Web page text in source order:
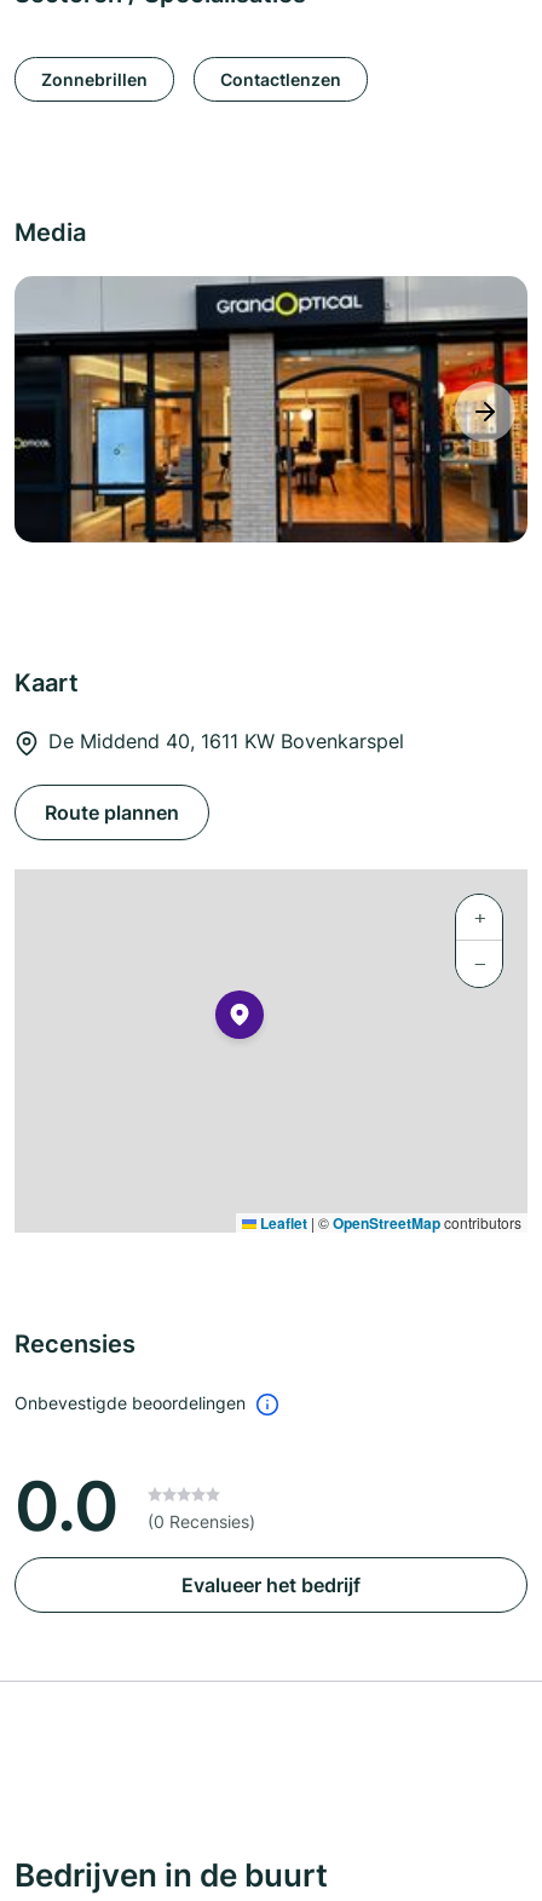
Zonnebrillen Contactlenzen
Media
next
Kaart
De Middend 40, 1611 KW Bovenkarspel
Route plannen
+
−
Leaflet | ©OpenStreetMapcontributors
Recensies
Onbevestigde beoordelingen
0.0 (0 Recensies)
Evalueer het bedrijf
Bedrijven in de buurt